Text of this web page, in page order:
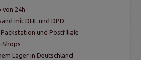
von 24h
mit DHL und DPD
und Postfiliale
Shops
Lager in Deutschland